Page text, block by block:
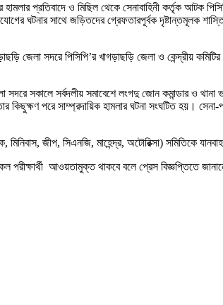
হামলার প্রতিবাদে ও মিছিল থেকে সেনাবাহিনী কর্তৃক আটক
ঘটনার সাথে জড়িতদের গ্রেফতারপূর্বক দৃষ্টান্তমূলক
জেলা সদরে পিসিপি’র খাগড়াছড়ি জেলা ও কেন্দ্রীয়
সকালে সর্বদলীয় সমাবেশে লংগদু জোন কমান্ডার ও
পরে সাম্প্রদায়িক হামলার ঘটনা সংঘটিত হয়। সেনা-
জীপ, সিএনজি, মাহেন্দ্র, অটোরিক্সা) সমিতিকে
পরীক্ষার্থী আওয়তামুক্ত থাকবে বলে প্রেস বিজ্ঞপ্তিতে